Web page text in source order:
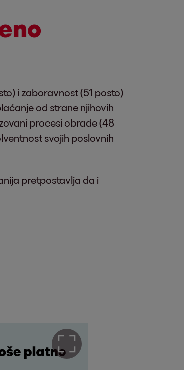
i zaboravnost (51 posto)
od strane njihovih
procesi obrade (48
svojih poslovnih
pretpostavlja da i